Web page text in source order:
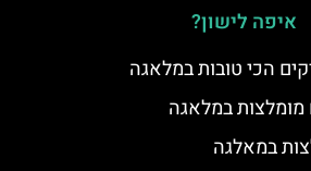
איפה לישון?
הכי טובות במלאגה
במלאגה
במאלגה